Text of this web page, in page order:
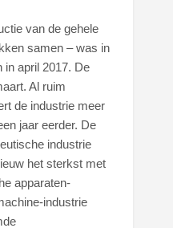
van de gehele
samen – was in
in april 2017. De
Al ruim
de industrie meer
jaar eerder. De
industrie
het sterkst met
apparaten-
industrie